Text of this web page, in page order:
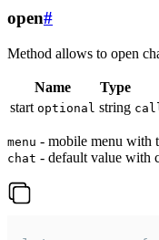
open#
Method allows to open
Name Type
start optional string
menu - mobile menu with
chat - default value with